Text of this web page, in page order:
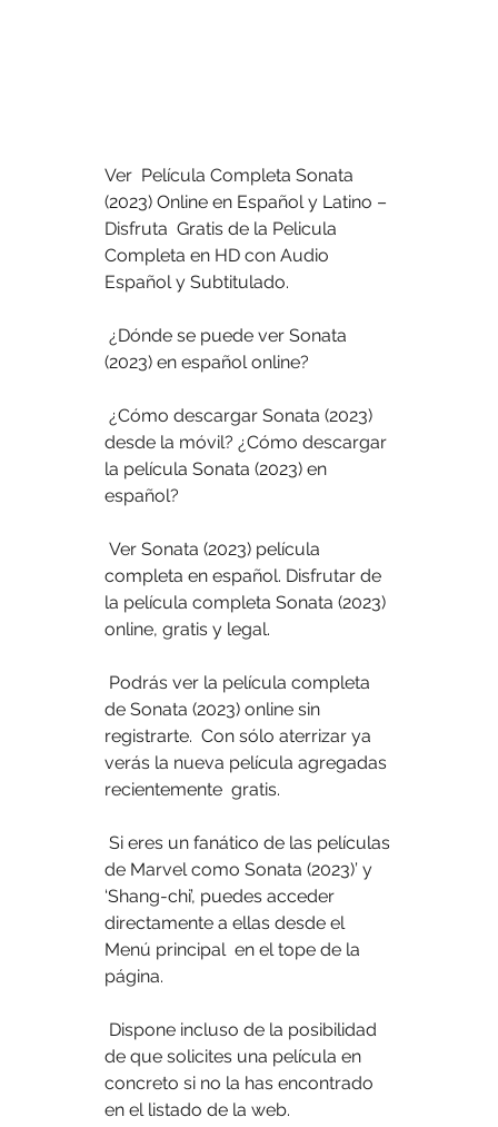
Ver  Película Completa Sonata
(2023) Online en Español y Latino –
Disfruta  Gratis de la Pelicula
Completa en HD con Audio
Español y Subtitulado.
(2023) en español online?
desde la móvil? ¿Cómo descargar
la película Sonata (2023) en
español?
completa en español. Disfrutar de
la película completa Sonata (2023)
online, gratis y legal.
de Sonata (2023) online sin
registrarte.  Con sólo aterrizar ya
verás la nueva película agregadas
recientemente  gratis.
de Marvel como Sonata (2023)’ y
‘Shang-chi’, puedes acceder
directamente a ellas desde el
Menú principal  en el tope de la
página.
de que solicites una película en
concreto si no la has encontrado
en el listado de la web.